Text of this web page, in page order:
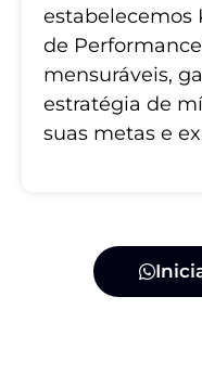
estabelecemos
de
mensuráveis,
estratégia de
suas metas e